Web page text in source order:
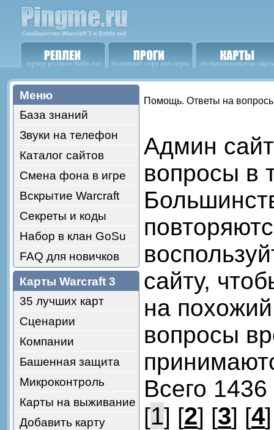
Меню
База знаний
Звуки на телефон
Каталог сайтов
Смена фона в игре
Вскрытие Warcraft
Секреты и коды
Набор в клан GoSu
FAQ для новичков
Карты Warcraft 3
35 лучших карт
Сценарии
Компании
Башенная защита
Микроконтроль
Карты на выживание
Добавить карту
Помощь. Ответы на
Админ
вопросы в
сайту,
на
вопросы
Всего
[1] [2] [3] [4